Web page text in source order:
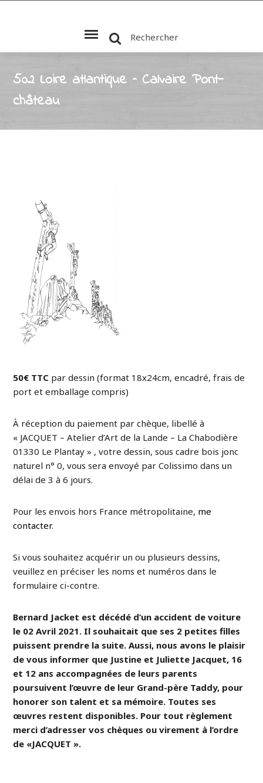
Rechercher
502 Loire atlantique – Calvaire Pont-
château
50€ TTC par dessin (format 18x24cm, encadré, frais de
port et emballage compris)
À réception du paiement par chèque, libellé à
« JACQUET – Atelier d’Art de la Lande – La Chabodière
01330 Le Plantay » , votre dessin, sous cadre bois jonc
naturel n° 0, vous sera envoyé par Colissimo dans un
délai de 3 à 6 jours.
Pour les envois hors France métropolitaine, me
contacter.
Si vous souhaitez acquérir un ou plusieurs dessins,
veuillez en préciser les noms et numéros dans le
formulaire ci-contre.
Bernard Jacket est décédé d’un accident de voiture
le 02 Avril 2021. Il souhaitait que ses 2 petites filles
puissent prendre la suite. Aussi, nous avons le plaisir
de vous informer que Justine et Juliette Jacquet, 16
et 12 ans accompagnées de leurs parents
poursuivent l’œuvre de leur Grand-père Taddy, pour
honorer son talent et sa mémoire. Toutes ses
œuvres restent disponibles. Pour tout règlement
merci d’adresser vos chèques ou virement à l’ordre
de «JACQUET ».